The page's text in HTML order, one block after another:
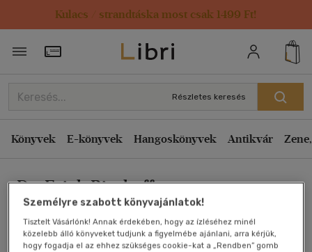
Kulacs / strandtáska most csak 1499 Ft!
Törzsvásárlói Kártya adatai
Részletes keresés
Könyvek E-könyvek Hangoskönyvek Antikvár
Dr. Erich Bischoff
Művei
Rendezés
Kiadás éve szerint csökkenő
Ár szerint csökkenő
Eladott darabszám szerint csökkenő
Eladott darabszám szerint növekvő
Cím szerint A-Z
Szerző szerint A-Z
Személyre szabott könyvajánlatok!
Tisztelt Vásárlónk! Annak érdekében, hogy az ízléséhez minél
közelebb álló könyveket tudjunk a figyelmébe ajánlani, arra kérjük,
hogy fogadja el az ehhez szükséges cookie-kat a „Rendben” gomb